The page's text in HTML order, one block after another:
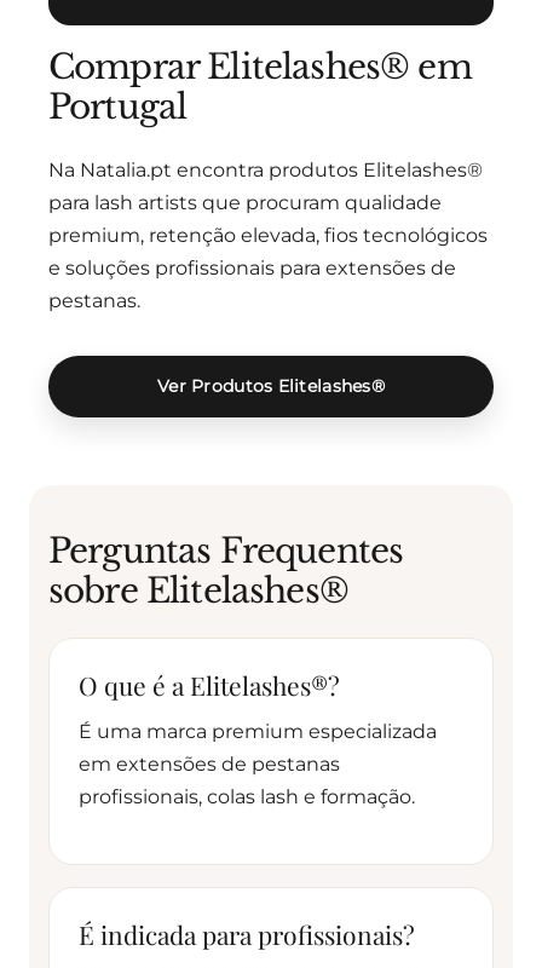
Comprar Elitelashes® em
Portugal
Na Natalia.pt encontra produtos Elitelashes®
para lash artists que procuram qualidade
premium, retenção elevada, fios tecnológicos
e soluções profissionais para extensões de
pestanas.
Ver Produtos Elitelashes®
Perguntas Frequentes
sobre Elitelashes®
O que é a Elitelashes®?
É uma marca premium especializada
em extensões de pestanas
profissionais, colas lash e formação.
É indicada para profissionais?